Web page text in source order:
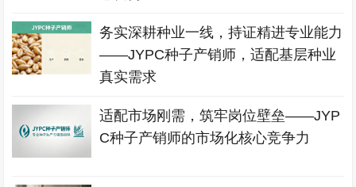
务实深耕种业一线，持证精进专业能力
——JYPC种子产销师，适配基层种业
真实需求
适配市场刚需，筑牢岗位壁垒——JYP
C种子产销师的市场化核心竞争力